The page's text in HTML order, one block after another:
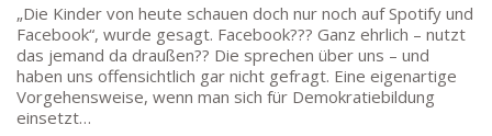
„Die Kinder von heute schauen doch nur noch auf Spotify und
Facebook“, wurde gesagt. Facebook??? Ganz ehrlich – nutzt
das jemand da draußen?? Die sprechen über uns – und
haben uns offensichtlich gar nicht gefragt. Eine eigenartige
Vorgehensweise, wenn man sich für Demokratiebildung
einsetzt…
Beethovenstraße 8-10
60325 Frankfurt am Main
SEKRETARIAT AUßENSTELLE
Melanie Jakob, Angela Thönissen